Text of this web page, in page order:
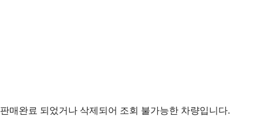
판매완료 되었거나 삭제되어 조회 불가능한 차량입니다.